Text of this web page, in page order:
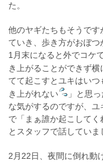
た。
他のヤギたちもそうで
ていき、歩き方がおぼつ
1月末になると外でコケ
き上がることができず横
てて起こすとユキはい
き上がれない
」と思
な気がするのですが、
で「まぁ誰か起こしてく
とスタッフで話していま
2月22日、夜間に倒れ動